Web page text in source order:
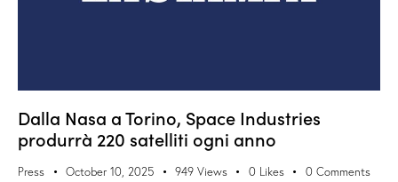
Dalla Nasa a Torino, Space Industries
produrrà 220 satelliti ogni anno
Press October 10, 2025 949 Views 0 Likes 0 Comments